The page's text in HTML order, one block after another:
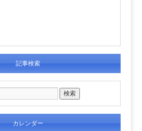
記事検索
カレンダー